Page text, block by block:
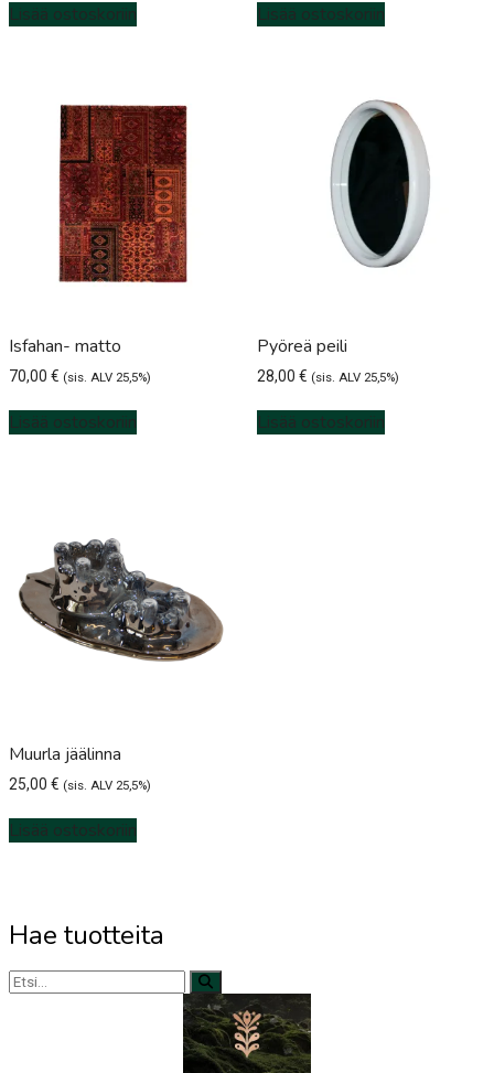
Lisää ostoskoriin Lisää ostoskoriin
Isfahan- matto
70,00 € (sis. ALV 25,5%)
Lisää ostoskoriin
Pyöreä peili
28,00 € (sis. ALV 25,5%)
Lisää ostoskoriin
Muurla jäälinna
25,00 € (sis. ALV 25,5%)
Lisää ostoskoriin
Hae tuotteita